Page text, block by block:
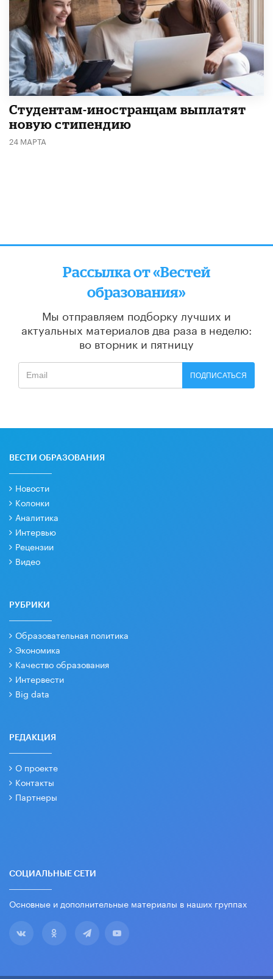
Студентам-иностранцам выплатят
новую стипендию
24 МАРТА
Рассылка от «Вестей
образования»
Мы отправляем подборку лучших и
актуальных материалов два раза в неделю:
во вторник и пятницу
ПОДПИСАТЬСЯ
ВЕСТИ ОБРАЗОВАНИЯ
Новости
Колонки
Аналитика
Интервью
Рецензии
Видео
РУБРИКИ
Образовательная политика
Экономика
Качество образования
Интервести
Big data
РЕДАКЦИЯ
О проекте
Контакты
Партнеры
СОЦИАЛЬНЫЕ СЕТИ
Основные и дополнительные материалы в наших группах